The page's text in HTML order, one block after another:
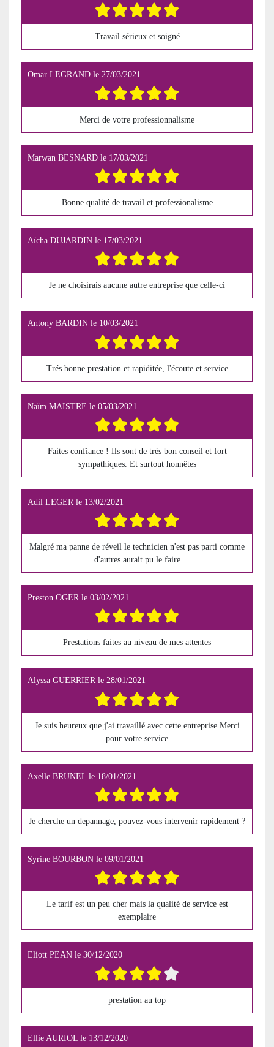
Travail sérieux et soigné
Omar LEGRAND le 27/03/2021
Merci de votre professionnalisme
Marwan BESNARD le 17/03/2021
Bonne qualité de travail et professionalisme
Aïcha DUJARDIN le 17/03/2021
Je ne choisirais aucune autre entreprise que celle-ci
Antony BARDIN le 10/03/2021
Trés bonne prestation et rapiditée, l'écoute et service
Naïm MAISTRE le 05/03/2021
Faites confiance ! Ils sont de très bon conseil et fort
sympathiques. Et surtout honnêtes
Adil LEGER le 13/02/2021
Malgré ma panne de réveil le technicien n'est pas parti comme
d'autres aurait pu le faire
Preston OGERle 03/02/2021
Prestations faites au niveau de mes attentes
Alyssa GUERRIERle 28/01/2021
Je suis heureux que j'ai travaillé avec cette entreprise.Merci
pour votre service
Axelle BRUNEL le 18/01/2021
Je cherche un depannage, pouvez-vous intervenir rapidement ?
Syrine BOURBON le 09/01/2021
Le tarif est un peu cher mais la qualité de service est
exemplaire
Eliott PEAN le 30/12/2020
prestation au top
Ellie AURIOL le 13/12/2020